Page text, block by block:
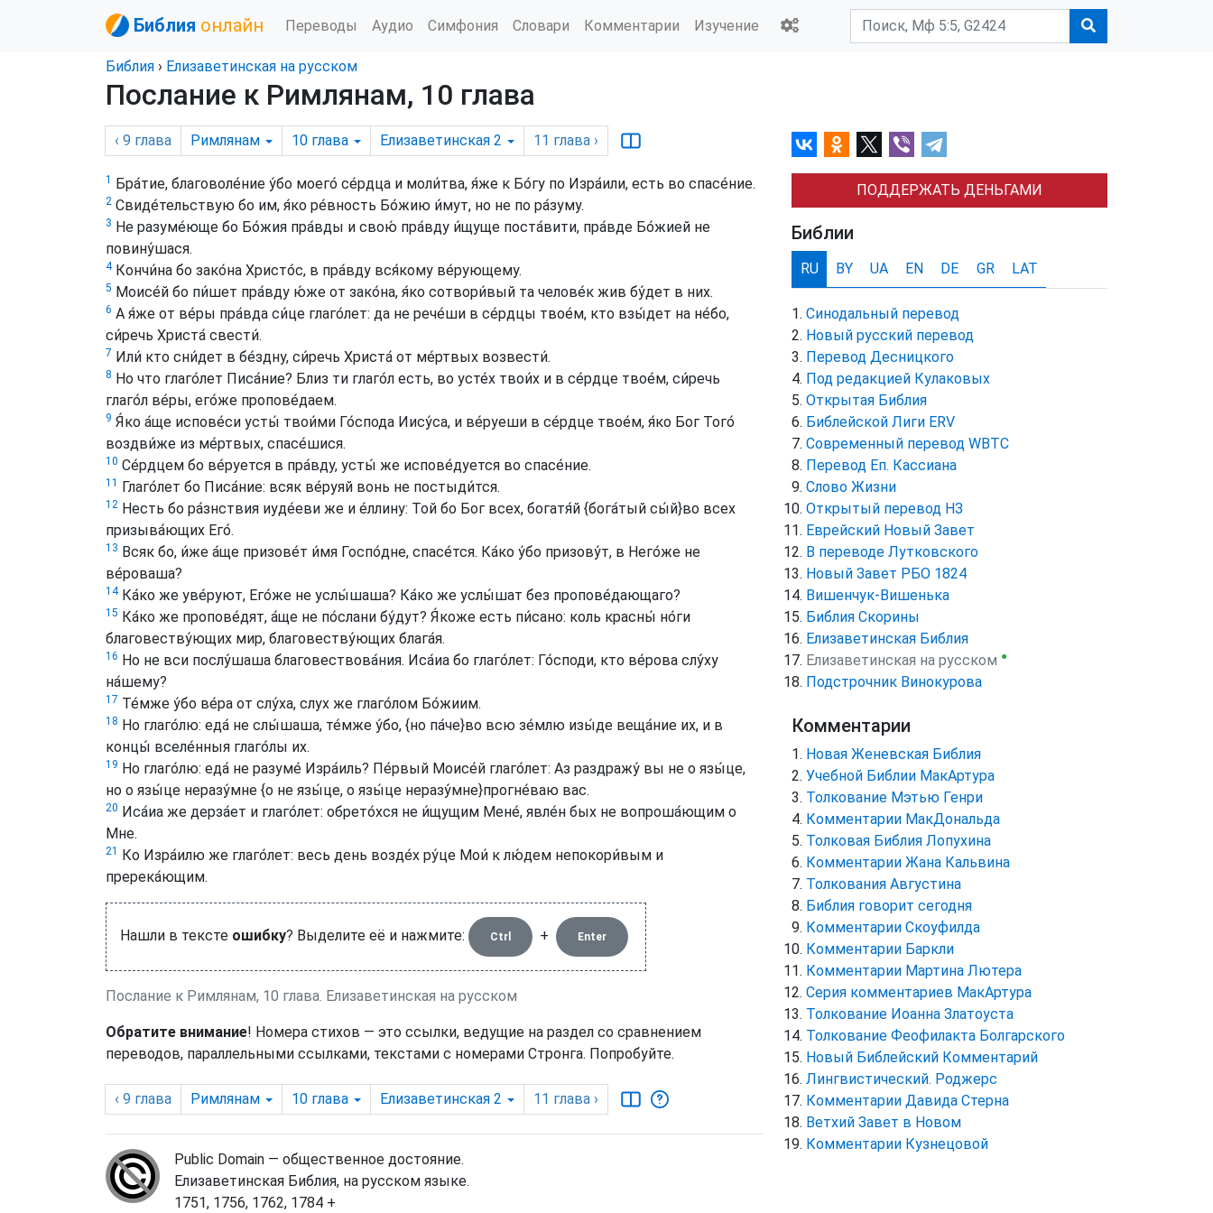
Библия онлайн Переводы Аудио Симфония Словари Комментарии Изучение
Библия › Елизаветинская на русском
Послание к Римлянам, 10 глава
‹ 9 глава Римлянам 10 глава Елизаветинская 2 11 глава ›
1 Бра́тие, благоволе́ние у́бо моего́ се́рдца и моли́тва, я́же к Бо́гу по Изра́или, есть во спасе́ние.
2 Свиде́тельствую бо им, я́ко ре́вность Бо́жию и́мут, но не по ра́зуму.
3 Не разуме́юще бо Бо́жия пра́вды и свою́ пра́вду и́щуще поста́вити, пра́вде Бо́жией не
повину́шася.
4Кончи́на бо зако́на Христо́с, в пра́вду вся́кому ве́рующему.
5 Моисе́й бо пи́шет пра́вду ю́же от зако́на, я́ко сотвори́вый та челове́к жив бу́дет в них.
6 А я́же от ве́ры пра́вда си́це глаго́лет: да не рече́ши в се́рдцы твое́м, кто взы́дет на не́бо,
си́речь Христа́ свести́.
7 Или́ кто сни́дет в бе́здну, си́речь Христа́ от ме́ртвых возвести́.
8 Но что глаго́лет Писа́ние? Близ ти глаго́л есть, во усте́х твои́х и в се́рдце твое́м, си́речь
глаго́л ве́ры, его́же пропове́даем.
9 Я́ко а́ще испове́си усты́ твои́ми Го́спода Иису́са, и ве́руеши в се́рдце твое́м, я́ко Бог Того́
воздви́же из ме́ртвых, спасе́шися.
10 Се́рдцем бо ве́руется в пра́вду, усты́ же испове́дуется во спасе́ние.
11 Глаго́лет бо Писа́ние: всяк ве́руяй вонь не постыди́тся.
12 Несть бо ра́знствия иуде́еви же и е́ллину: Той бо Бог всех, богатя́й {бога́тый сы́й}во всех
призыва́ющих Его́.
13 Всяк бо, и́же а́ще призове́т и́мя Госпо́дне, спасе́тся. Ка́ко у́бо призову́т, в Него́же не
ве́роваша?
14Ка́ко же уве́руют, Его́же не услы́шаша? Ка́ко же услы́шат без пропове́дающаго?
15 Ка́ко же пропове́дят, а́ще не по́слани бу́дут? Я́коже есть пи́сано: коль красны́ но́ги
благовеству́ющих мир, благовеству́ющих блага́я.
16 Но не вси послу́шаша благовествова́ния. Иса́иа бо глаго́лет: Го́споди, кто ве́рова слу́ху
на́шему?
17 Те́мже у́бо ве́ра от слу́ха, слух же глаго́лом Бо́жиим.
18 Но глаго́лю: еда́ не слы́шаша, те́мже у́бо, {но па́че}во всю зе́млю изы́де веща́ние их, и в
концы́ вселе́нныя глаго́лы их.
19 Но глаго́лю: еда́ не разуме́ Изра́иль? Пе́рвый Моисе́й глаго́лет: Аз раздражу́ вы не о язы́це,
но о язы́це неразу́мне {о не язы́це, о язы́це неразу́мне}прогне́ваю вас.
20 Иса́иа же дерза́ет и глаго́лет: обрето́хся не и́щущим Мене́, явле́н бых не вопроша́ющим о
Мне.
21 Ко Изра́илю же глаго́лет: весь день возде́х ру́це Мои́ к лю́дем непокори́вым и
пререка́ющим.
Нашли в тексте ошибку? Выделите её и нажмите: Ctrl + Enter
Послание к Римлянам, 10 глава. Елизаветинская на русском
Обратите внимание! Номера стихов — это ссылки, ведущие на раздел со сравнением
переводов, параллельными ссылками, текстами с номерами Стронга. Попробуйте.
‹ 9 глава Римлянам 10 глава Елизаветинская 2 11 глава ›
Public Domain — общественное достояние.
Елизаветинская Библия, на русском языке.
1751, 1756, 1762, 1784 +
ПОДДЕРЖАТЬ ДЕНЬГАМИ
Библии
RU BY UA EN DE GR LAT
Синодальный перевод
Новый русский перевод
Перевод Десницкого
Под редакцией Кулаковых
Открытая Библия
Библейской Лиги ERV
Cовременный перевод WBTC
Перевод Еп. Кассиана
Слово Жизни
Открытый перевод НЗ
Еврейский Новый Завет
В переводе Лутковского
Новый Завет РБО 1824
Вишенчук-Вишенька
Библия Скорины
Елизаветинская Библия
Елизаветинская на русском ●
Подстрочник Винокурова
Комментарии
Новая Женевская Библия
Учебной Библии МакАртура
Толкование Мэтью Генри
Комментарии МакДональда
Толковая Библия Лопухина
Комментарии Жана Кальвина
Толкования Августина
Библия говорит сегодня
Комментарии Скоуфилда
Комментарии Баркли
Комментарии Мартина Лютера
Серия комментариев МакАртура
Толкование Иоанна Златоуста
Толкование Феофилакта Болгарского
Новый Библейский Комментарий
Лингвистический. Роджерс
Комментарии Давида Стерна
Ветхий Завет в Новом
Комментарии Кузнецовой